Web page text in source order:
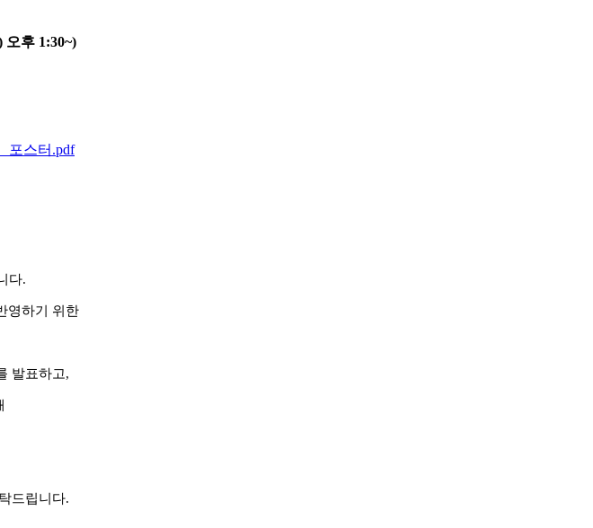
후 1:30~)
포스터.pdf
다.
영하기 위한
발표하고,
드립니다.